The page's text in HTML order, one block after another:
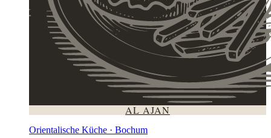
AL AJAN
Orientalische Küche · Bochum